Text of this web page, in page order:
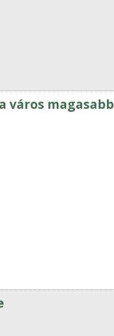
város magasabb